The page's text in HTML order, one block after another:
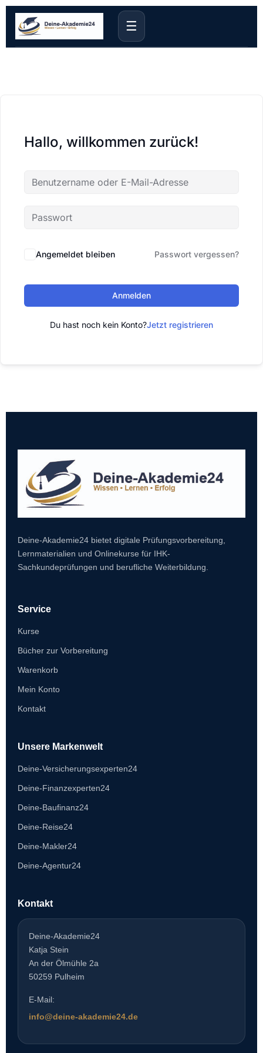
☰
Hallo, willkommen zurück!
Angemeldet bleiben Passwort vergessen?
Anmelden
Du hast noch kein Konto?Jetzt registrieren
Deine-Akademie24 bietet digitale Prüfungsvorbereitung,
Lernmaterialien und Onlinekurse für IHK-
Sachkundeprüfungen und berufliche Weiterbildung.
Service
Kurse
Bücher zur Vorbereitung
Warenkorb
Mein Konto
Kontakt
Unsere Markenwelt
Deine-Versicherungsexperten24
Deine-Finanzexperten24
Deine-Baufinanz24
Deine-Reise24
Deine-Makler24
Deine-Agentur24
Kontakt
Deine-Akademie24
Katja Stein
An der Ölmühle 2a
50259 Pulheim
E-Mail:
info@deine-akademie24.de